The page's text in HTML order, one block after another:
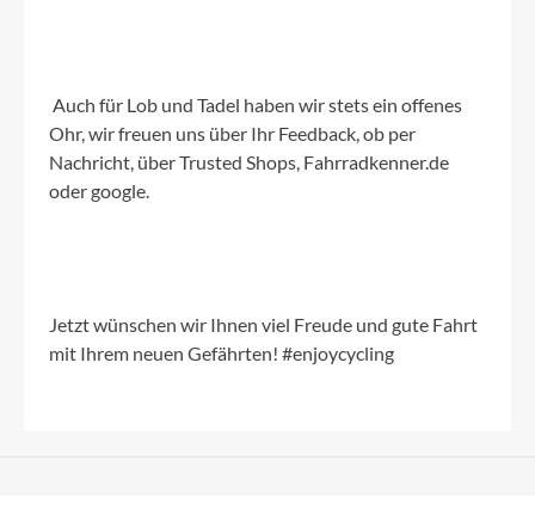
Auch für Lob und Tadel haben wir stets ein offenes
Ohr, wir freuen uns über Ihr Feedback, ob per
Nachricht, über Trusted Shops, Fahrradkenner.de
oder google.
Jetzt wünschen wir Ihnen viel Freude und gute Fahrt
mit Ihrem neuen Gefährten! #enjoycycling